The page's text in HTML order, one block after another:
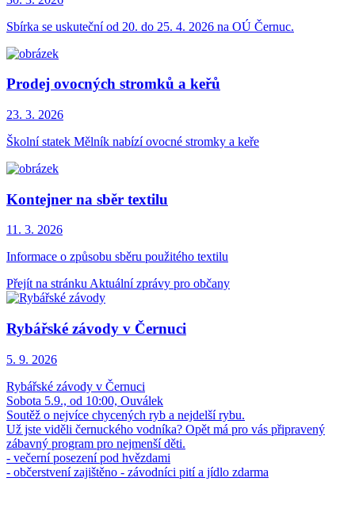
Sbírka se uskuteční od 20. do 25. 4. 2026 na OÚ Černuc.
Prodej ovocných stromků a keřů
23. 3. 2026
Školní statek Mělník nabízí ovocné stromky a keře
Kontejner na sběr textilu
11. 3. 2026
Informace o způsobu sběru použitého textilu
Přejít na stránku Aktuální zprávy pro občany
Rybářské závody v Černuci
5. 9. 2026
Rybářské závody v Černuci
Sobota 5.9., od 10:00, Ouválek
Soutěž o nejvíce chycených ryb a nejdelší rybu.
Už jste viděli černuckého vodníka? Opět má pro vás připravený
zábavný program pro nejmenší děti.
- večerní posezení pod hvězdami
- občerstvení zajištěno - závodníci pití a jídlo zdarma